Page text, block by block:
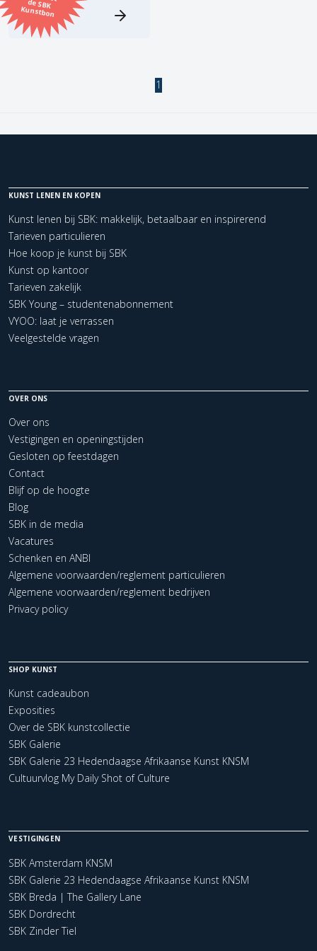
Kunstbon
Kunstenaar
Zoeken
Kerncollectie
1 items. Pagina: 1
1
KUNST LENEN EN KOPEN
Kunst lenen bij SBK: makkelijk, betaalbaar en inspirerend
Tarieven particulieren
Hoe koop je kunst bij SBK
Kunst op kantoor
Tarieven zakelijk
SBK Young – studentenabonnement
VYOO: laat je verrassen
Veelgestelde vragen
OVER ONS
Over ons
Vestigingen en openingstijden
Gesloten op feestdagen
Contact
Blijf op de hoogte
Blog
SBK in de media
Vacatures
Schenken en ANBI
Algemene voorwaarden/reglement particulieren
Algemene voorwaarden/reglement bedrijven
Privacy policy
SHOP KUNST
Kunst cadeaubon
Exposities
Over de SBK kunstcollectie
SBK Galerie
SBK Galerie 23 Hedendaagse Afrikaanse Kunst KNSM
Cultuurvlog My Daily Shot of Culture
VESTIGINGEN
SBK Amsterdam KNSM
SBK Galerie 23 Hedendaagse Afrikaanse Kunst KNSM
SBK Breda | The Gallery Lane
SBK Dordrecht
SBK Zinder Tiel